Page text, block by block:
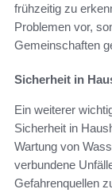
frühzeitig zu
Problemen vor,
Gemeinschaften
Sicherheit in
Ein weiterer
Sicherheit in
Wartung von
verbundene
Gefahrenquellen